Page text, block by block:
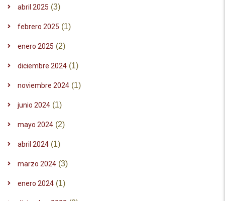
abril 2025 (3)
febrero 2025 (1)
enero 2025 (2)
diciembre 2024 (1)
noviembre 2024 (1)
junio 2024 (1)
mayo 2024 (2)
abril 2024 (1)
marzo 2024 (3)
enero 2024 (1)